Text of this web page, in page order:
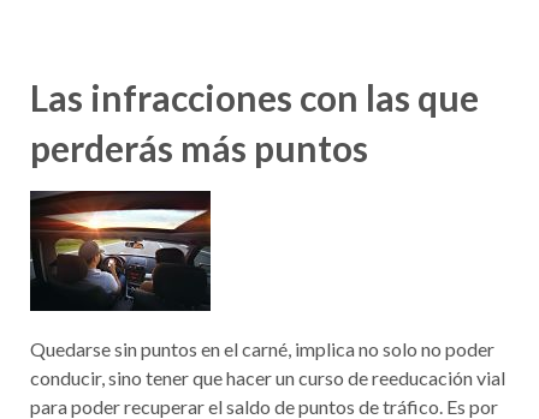
Las infracciones con las que
perderás más puntos
Quedarse sin puntos en el carné, implica no solo no poder
conducir, sino tener que hacer un curso de reeducación vial
para poder recuperar el saldo de puntos de tráfico. Es por